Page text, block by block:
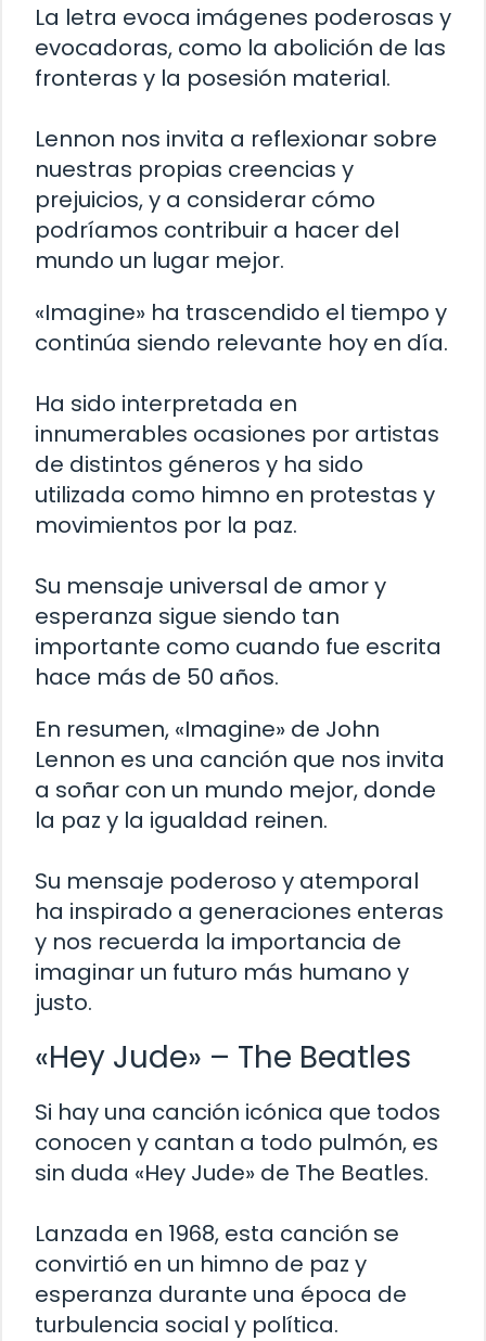
La letra evoca imágenes poderosas y
evocadoras, como la abolición de las
fronteras y la posesión material.
Lennon nos invita a reflexionar sobre
nuestras propias creencias y
prejuicios, y a considerar cómo
podríamos contribuir a hacer del
mundo un lugar mejor.
«Imagine» ha trascendido el tiempo y
continúa siendo relevante hoy en día.
Ha sido interpretada en
innumerables ocasiones por artistas
de distintos géneros y ha sido
utilizada como himno en protestas y
movimientos por la paz.
Su mensaje universal de amor y
esperanza sigue siendo tan
importante como cuando fue escrita
hace más de 50 años.
En resumen, «Imagine» de John
Lennon es una canción que nos invita
a soñar con un mundo mejor, donde
la paz y la igualdad reinen.
Su mensaje poderoso y atemporal
ha inspirado a generaciones enteras
y nos recuerda la importancia de
imaginar un futuro más humano y
justo.
«Hey Jude» – The Beatles
Si hay una canción icónica que todos
conocen y cantan a todo pulmón, es
sin duda «Hey Jude» de The Beatles.
Lanzada en 1968, esta canción se
convirtió en un himno de paz y
esperanza durante una época de
turbulencia social y política.